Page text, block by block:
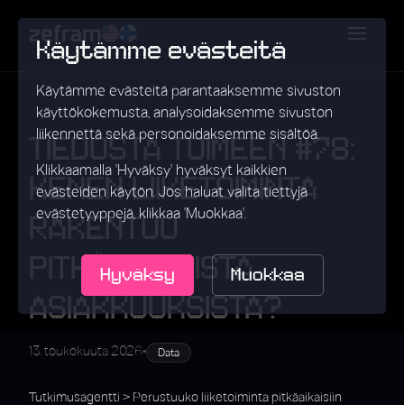
Käytämme evästeitä
Käytämme evästeitä parantaaksemme sivuston
käyttökokemusta, analysoidaksemme sivuston
liikennettä sekä personoidaksemme sisältöä.
Klikkaamalla 'Hyväksy' hyväksyt kaikkien
evästeiden käytön. Jos haluat valita tiettyjä
evästetyyppejä, klikkaa 'Muokkaa'.
Hyväksy Muokkaa
TIEDOSTA TOIMEEN #78:
KENEN LIIKETOIMINTA
RAKENTUU
PITKÄAIKAISISTA
ASIAKKUUKSISTA?
13. toukokuuta 2026• Data
Tutkimusagentti > Perustuuko liiketoiminta pitkäaikaisiin